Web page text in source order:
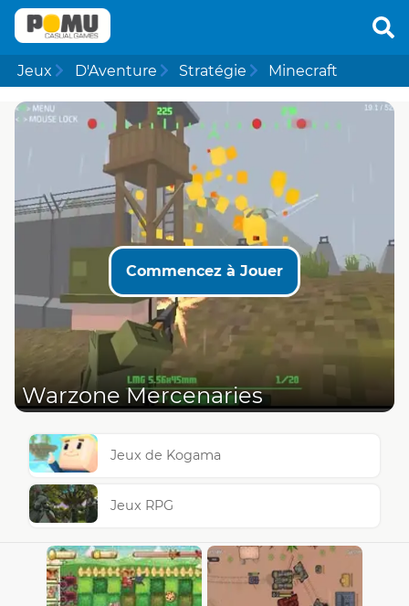
Jeux D'Aventure Stratégie Minecraft
Commencez à Jouer
Warzone Mercenaries
Jeux de Kogama
Jeux RPG